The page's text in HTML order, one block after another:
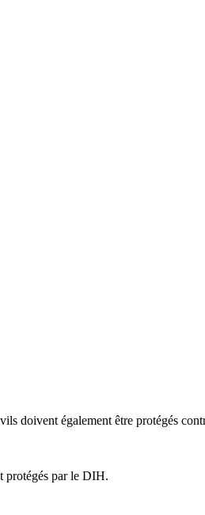
doivent également être protégés
protégés par le DIH.